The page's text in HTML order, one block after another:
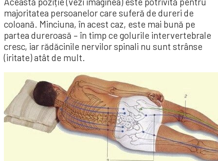
majoritatea persoanelor care suferă de dureri de
coloană. Minciuna, în acest caz, este mai bună pe
partea dureroasă – în timp ce golurile intervertebrale
cresc, iar rădăcinile nervilor spinali nu sunt strânse
(iritate) atât de mult.